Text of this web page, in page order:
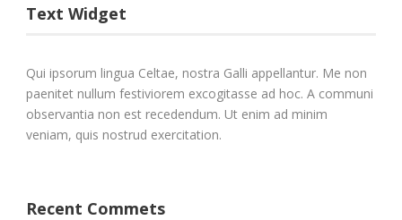
Text Widget
Qui ipsorum lingua Celtae, nostra Galli appellantur. Me non
paenitet nullum festiviorem excogitasse ad hoc. A communi
observantia non est recedendum. Ut enim ad minim
veniam, quis nostrud exercitation.
Recent Commets